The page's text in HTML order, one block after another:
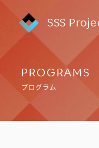
SSS
PROGRAMS
プログラム